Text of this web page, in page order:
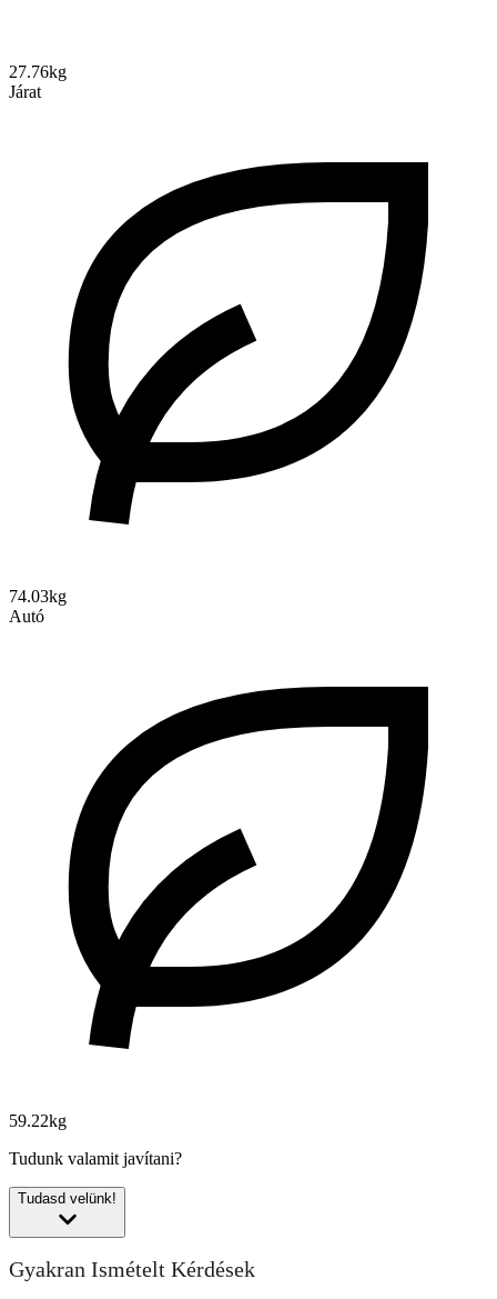
27.76kg
Járat
74.03kg
Autó
59.22kg
Tudunk valamit javítani?
Tudasd velünk!
Gyakran Ismételt Kérdések